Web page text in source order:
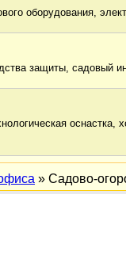
оборудования,
защиты, садовый
оснастка,
» Садово-